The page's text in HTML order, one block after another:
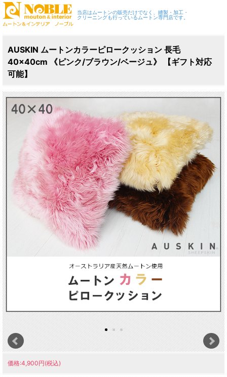
当店はムートンの販売だけでなく、縫製・加工・
クリーニングも行っているムートン専門店です。
AUSKIN ムートンカラーピロークッション 長毛
40×40cm 《ピンク/ブラウン/ベージュ》 【ギフト対応
可能】
価格:4,900円(税込)